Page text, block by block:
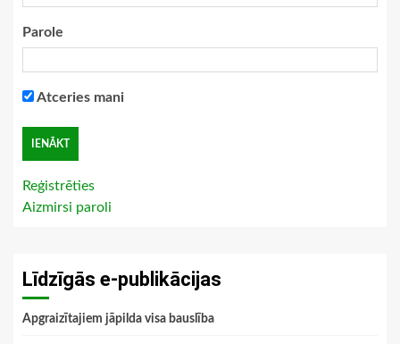
Parole
Atceries mani
Reģistrēties
Aizmirsi paroli
Līdzīgās e-publikācijas
Apgraizītajiem jāpilda visa bauslība